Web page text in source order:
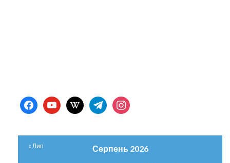
facebookyoutubewikipediatelegraminstagram
Серпень 2026
« Лип